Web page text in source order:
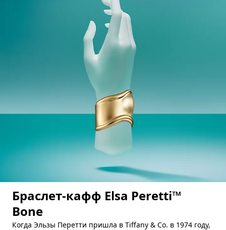
Браслет-кафф Elsa Peretti™
Bone
Когда Эльзы Перетти пришла в Tiffany & Co. в 1974 году,